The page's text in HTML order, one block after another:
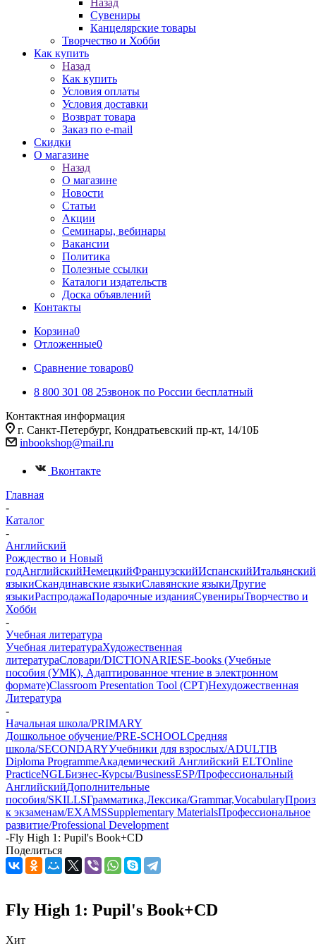
Назад
Сувениры
Канцелярские товары
Творчество и Хобби
Как купить
Назад
Как купить
Условия оплаты
Условия доставки
Возврат товара
Заказ по e-mail
Скидки
О магазине
Назад
О магазине
Новости
Статьи
Акции
Семинары, вебинары
Вакансии
Политика
Полезные ссылки
Каталоги издательств
Доска объявлений
Контакты
Корзина0
Отложенные0
Сравнение товаров0
8 800 301 08 25звонок по России бесплатный
Контактная информация
г. Санкт-Петербург, Кондратьевский пр-кт, 14/10Б
inbookshop@mail.ru
Вконтакте
Главная
-
Каталог
-
Английский
Рождество и Новый
годАнглийскийНемецкийФранцузскийИспанскийИтальянский
языкиСкандинавские языкиСлавянские языкиДругие
языкиРаспродажаПодарочные изданияСувенирыТворчество и
Хобби
-
Учебная литература
Учебная литератураХудожественная
литератураСловари/DICTIONARIESE-books (Учебные
пособия (УМК), Адаптированное чтение в электронном
формате)Classroom Presentation Tool (CPT)Нехудожественная
Литература
-
Начальная школа/PRIMARY
Дошкольное обучение/PRE-SCHOOLСредняя
школа/SECONDARYУчебники для взрослых/ADULTIB
Diploma ProgrammeАкадемический Английский ELTOnline
PracticeNGLБизнес-Курсы/BusinessESP/Профессиональный
АнглийскийДополнительные
пособия/SKILLSГрамматика,Лексика/Grammar,Vocabulary
к экзаменам/EXAMSSupplementary MaterialsПрофессиональное
развитие/Professional Development
-Fly High 1: Pupil's Book+CD
Поделиться
Fly High 1: Pupil's Book+CD
Хит